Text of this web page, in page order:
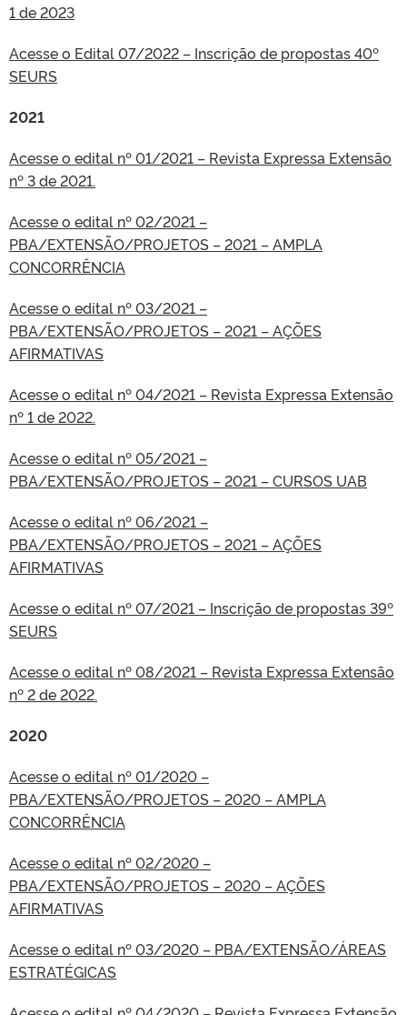
1 de 2023
Acesse o Edital 07/2022 – Inscrição de propostas 40º
SEURS
2021
Acesse o edital nº 01/2021 – Revista Expressa Extensão
nº 3 de 2021.
Acesse o edital nº 02/2021 –
PBA/EXTENSÃO/PROJETOS – 2021 – AMPLA
CONCORRÊNCIA
Acesse o edital nº 03/2021 –
PBA/EXTENSÃO/PROJETOS – 2021 – AÇÕES
AFIRMATIVAS
Acesse o edital nº 04/2021 – Revista Expressa Extensão
nº 1 de 2022.
Acesse o edital nº 05/2021 –
PBA/EXTENSÃO/PROJETOS – 2021 – CURSOS UAB
Acesse o edital nº 06/2021 –
PBA/EXTENSÃO/PROJETOS – 2021 – AÇÕES
AFIRMATIVAS
Acesse o edital nº 07/2021 – Inscrição de propostas 39º
SEURS
Acesse o edital nº 08/2021 – Revista Expressa Extensão
nº 2 de 2022.
2020
Acesse o edital nº 01/2020 –
PBA/EXTENSÃO/PROJETOS – 2020 – AMPLA
CONCORRÊNCIA
Acesse o edital nº 02/2020 –
PBA/EXTENSÃO/PROJETOS – 2020 – AÇÕES
AFIRMATIVAS
Acesse o edital nº 03/2020 – PBA/EXTENSÃO/ÁREAS
ESTRATÉGICAS